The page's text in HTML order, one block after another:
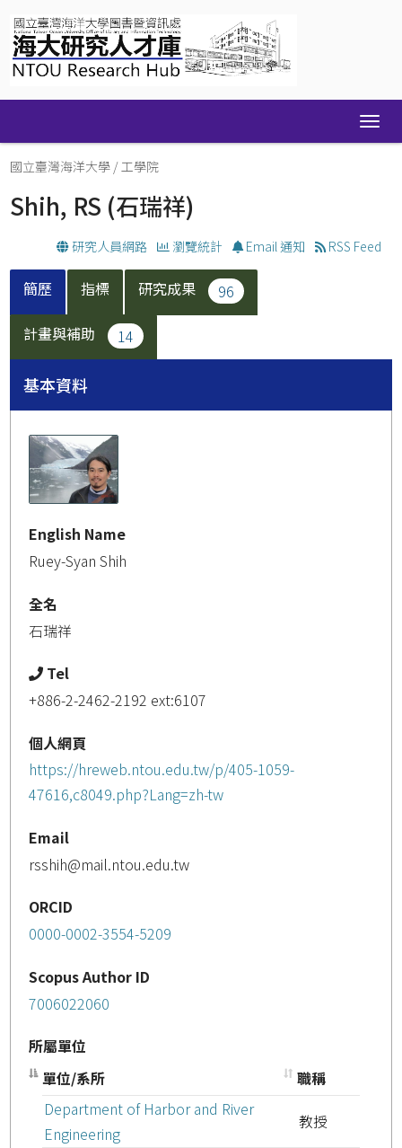
navigation
國立臺灣海洋大學 /工學院
Shih, RS (石瑞祥)
研究人員網路 瀏覽統計 Email 通知 RSS Feed
簡歷 指標 研究成果
96
計畫與補助
14
基本資料
English Name
Ruey-Syan Shih
全名
石瑞祥
Tel
+886-2-2462-2192 ext:6107
個人網頁
https://hreweb.ntou.edu.tw/p/405-1059-
47616,c8049.php?Lang=zh-tw
Email
rsshih@mail.ntou.edu.tw
ORCID
0000-0002-3554-5209
Scopus Author ID
7006022060
所屬單位
單位/系所
職稱
Department of Harbor and River
Engineering
教授